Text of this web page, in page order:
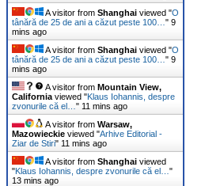
A visitor from Shanghai viewed "O
tânără de 25 de ani a căzut peste 100… " 9
mins ago
A visitor from Shanghai viewed "O
tânără de 25 de ani a căzut peste 100… " 9
mins ago
A visitor from Mountain View,
California viewed "Klaus Iohannis, despre
zvonurile că el… " 11 mins ago
A visitor from Warsaw,
Mazowieckie viewed "Arhive Editorial -
Ziar de Stiri" 11 mins ago
A visitor from Shanghai viewed
"Klaus Iohannis, despre zvonurile că el… "
13 mins ago